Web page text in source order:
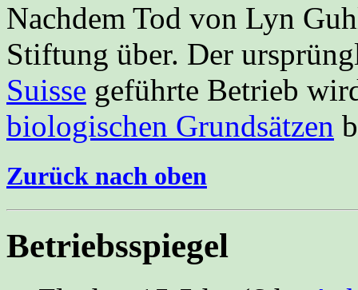
Nachdem Tod von Lyn
Stiftung über. Der
Suisse geführte Betrieb
biologischen Grundsätzen
Zurück nach oben
Betriebsspiegel